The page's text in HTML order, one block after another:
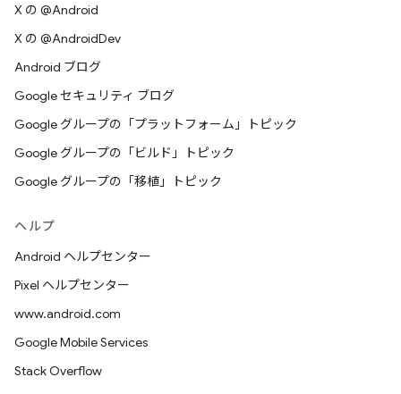
X の @Android
X の @AndroidDev
Android ブログ
Google セキュリティ ブログ
Google グループの「プラットフォーム」トピック
Google グループの「ビルド」トピック
Google グループの「移植」トピック
ヘルプ
Android ヘルプセンター
Pixel ヘルプセンター
www.android.com
Google Mobile Services
Stack Overflow